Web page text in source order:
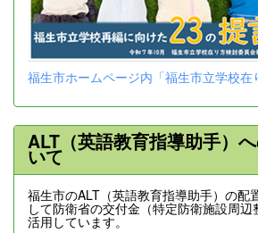
福生市ホームページ内「福生市立学校在
ALT（英語教育指導助手）
いて
福生市のALT（英語教育指導助手）の配
して防衛省の交付金（特定防衛施設周
活用しています。